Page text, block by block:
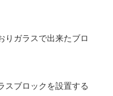
ガラスで出来たブロ
ブロックを設置する